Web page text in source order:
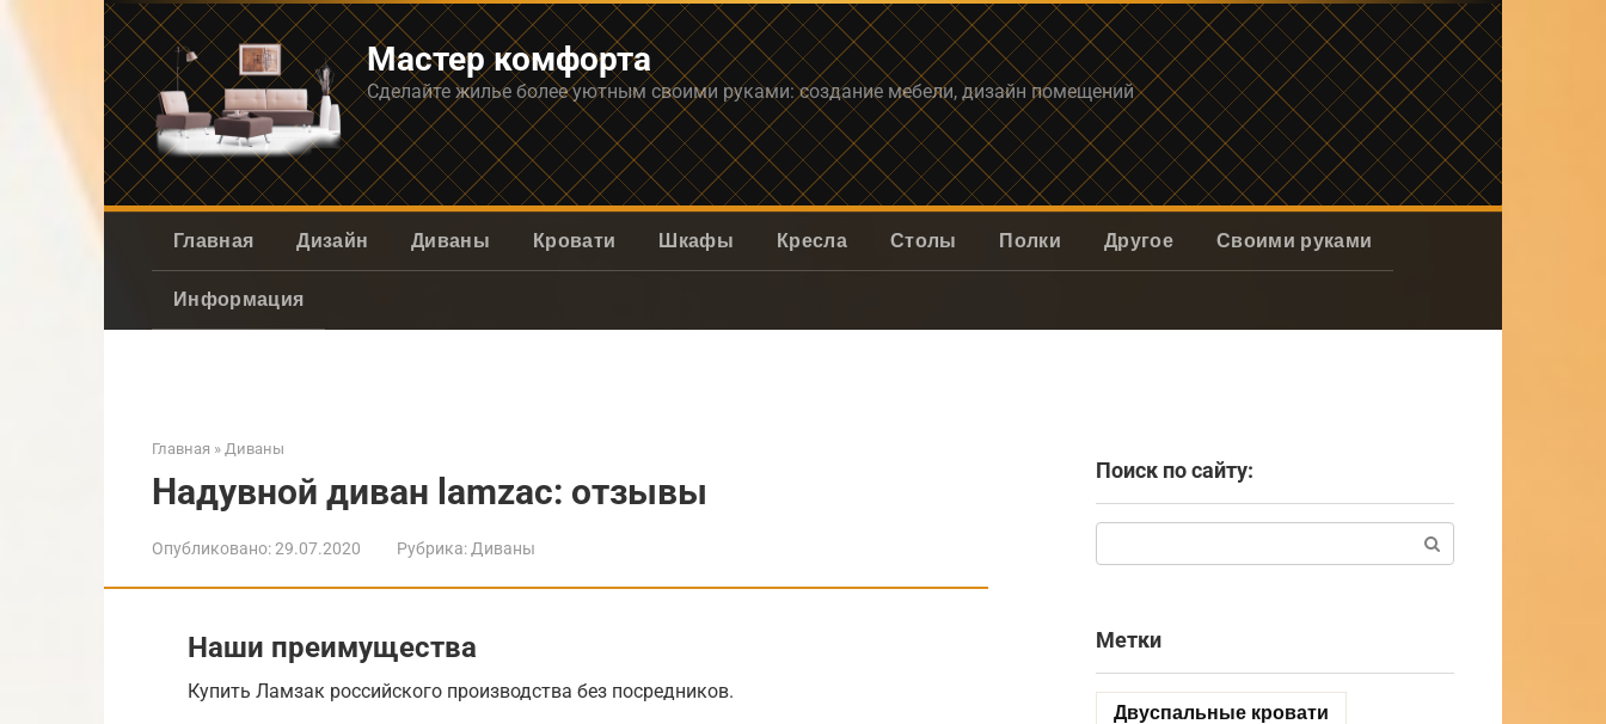
Мастер комфорта
Сделайте жилье более уютным своими руками: создание мебели, дизайн помещений
Главная Дизайн Диваны Кровати Шкафы Кресла Столы Полки Другое Своими руками
Информация
Главная » Диваны
Надувной диван lamzac: отзывы
Опубликовано:29.07.2020 Рубрика: Диваны
Наши преимущества
Купить Ламзак российского производства без посредников.
Поиск по сайту:
Метки
Двуспальные кровати